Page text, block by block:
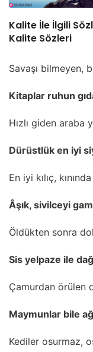
Kalite İle İlgili
Kalite Sözleri
Savaşı bilmeyen,
Kitaplar ruhun
Hızlı giden araba
Dürüstlük en iyi
En iyi kılıç,
Âşık, sivilceyi
Öldükten sonra
Sis yelpaze ile
Çamurdan örülen
Maymunlar bile
Kediler osurmaz,